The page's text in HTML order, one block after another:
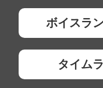
ボイスラ
タイム